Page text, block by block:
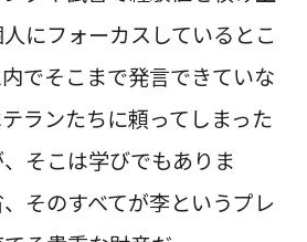
にフォーカスしているとこ
でそこまで発言できていな
ランたちに頼ってしまった
そこは学びでもありま
そのすべてが李というプレ